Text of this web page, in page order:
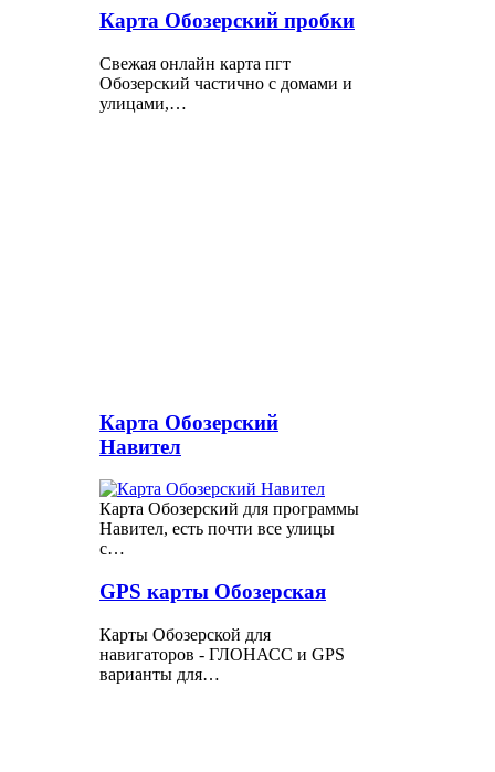
Карта Обозерский пробки
Свежая онлайн карта пгт
Обозерский частично с домами и
улицами,…
Карта Обозерский
Навител
Карта Обозерский для программы
Навител, есть почти все улицы
с…
GPS карты Обозерская
Карты Обозерской для
навигаторов - ГЛОНАСС и GPS
варианты для…